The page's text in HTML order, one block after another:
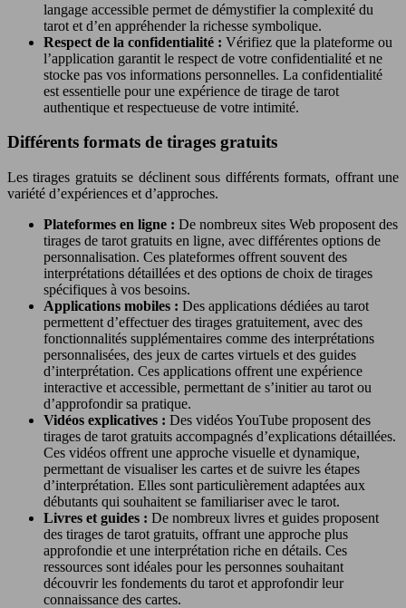
langage accessible permet de démystifier la complexité du
tarot et d’en appréhender la richesse symbolique.
Respect de la confidentialité : Vérifiez que la plateforme ou
l’application garantit le respect de votre confidentialité et ne
stocke pas vos informations personnelles. La confidentialité
est essentielle pour une expérience de tirage de tarot
authentique et respectueuse de votre intimité.
Différents formats de tirages gratuits
Les tirages gratuits se déclinent sous différents formats, offrant une
variété d’expériences et d’approches.
Plateformes en ligne : De nombreux sites Web proposent des
tirages de tarot gratuits en ligne, avec différentes options de
personnalisation. Ces plateformes offrent souvent des
interprétations détaillées et des options de choix de tirages
spécifiques à vos besoins.
Applications mobiles : Des applications dédiées au tarot
permettent d’effectuer des tirages gratuitement, avec des
fonctionnalités supplémentaires comme des interprétations
personnalisées, des jeux de cartes virtuels et des guides
d’interprétation. Ces applications offrent une expérience
interactive et accessible, permettant de s’initier au tarot ou
d’approfondir sa pratique.
Vidéos explicatives : Des vidéos YouTube proposent des
tirages de tarot gratuits accompagnés d’explications détaillées.
Ces vidéos offrent une approche visuelle et dynamique,
permettant de visualiser les cartes et de suivre les étapes
d’interprétation. Elles sont particulièrement adaptées aux
débutants qui souhaitent se familiariser avec le tarot.
Livres et guides : De nombreux livres et guides proposent
des tirages de tarot gratuits, offrant une approche plus
approfondie et une interprétation riche en détails. Ces
ressources sont idéales pour les personnes souhaitant
découvrir les fondements du tarot et approfondir leur
connaissance des cartes.